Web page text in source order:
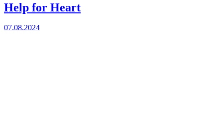
Help for Heart
07.08.2024